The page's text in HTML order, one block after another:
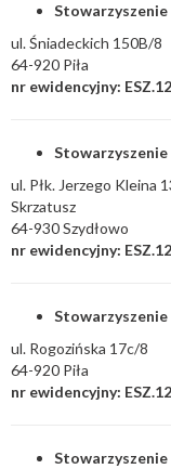
Stowarzyszenie
ul. Śniadeckich 150B/8
64-920 Piła
nr ewidencyjny:
Stowarzyszenie
ul. Płk. Jerzego Kleina
Skrzatusz
64-930 Szydłowo
nr ewidencyjny:
ul. Rogozińska 17c/8
64-920 Piła
nr ewidencyjny: